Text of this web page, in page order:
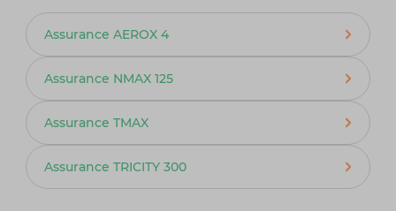
Assurance AEROX 4
Assurance NMAX 125
Assurance TMAX
Assurance TRICITY 300